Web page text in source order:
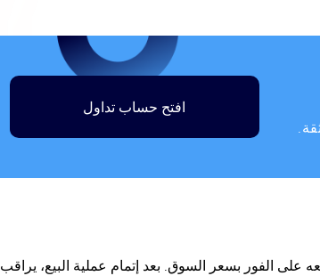
افتح حساب تداول
الفور بسعر السوق. بعد إتمام عملية البيع، يراقب